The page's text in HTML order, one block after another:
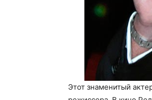
Этот знаменитый